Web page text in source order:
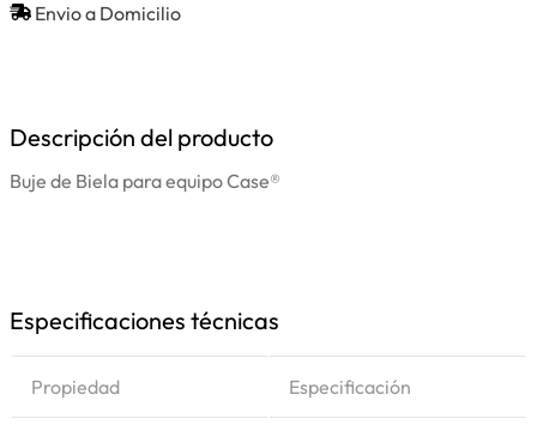
Envio a Domicilio
Descripción del producto
Buje de Biela para equipo Case®
Especificaciones técnicas
Propiedad Especificación